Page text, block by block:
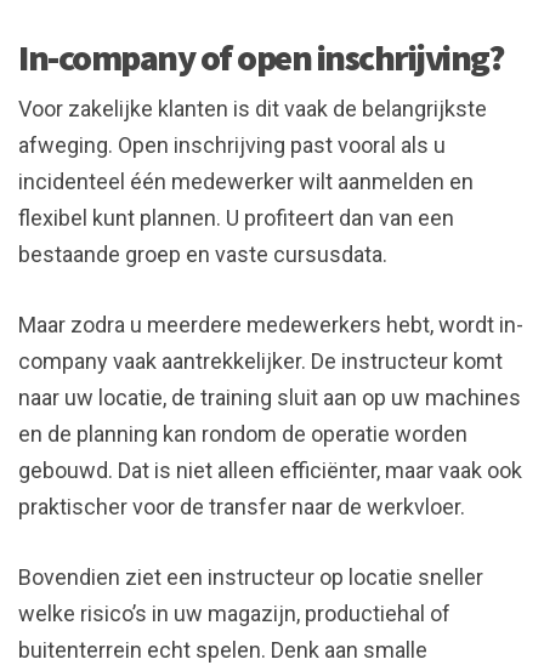
In-company of open inschrijving?
Voor zakelijke klanten is dit vaak de belangrijkste
afweging. Open inschrijving past vooral als u
incidenteel één medewerker wilt aanmelden en
flexibel kunt plannen. U profiteert dan van een
bestaande groep en vaste cursusdata.
Maar zodra u meerdere medewerkers hebt, wordt in-
company vaak aantrekkelijker. De instructeur komt
naar uw locatie, de training sluit aan op uw machines
en de planning kan rondom de operatie worden
gebouwd. Dat is niet alleen efficiënter, maar vaak ook
praktischer voor de transfer naar de werkvloer.
Bovendien ziet een instructeur op locatie sneller
welke risico’s in uw magazijn, productiehal of
buitenterrein echt spelen. Denk aan smalle